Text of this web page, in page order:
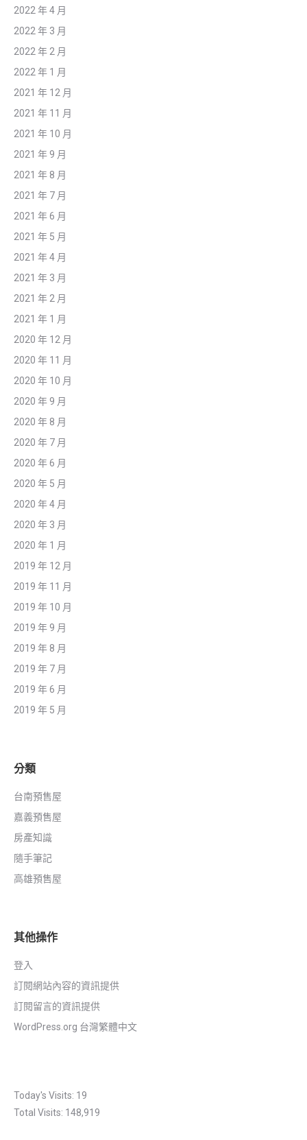
2022 年 4 月
2022 年 3 月
2022 年 2 月
2022 年 1 月
2021 年 12 月
2021 年 11 月
2021 年 10 月
2021 年 9 月
2021 年 8 月
2021 年 7 月
2021 年 6 月
2021 年 5 月
2021 年 4 月
2021 年 3 月
2021 年 2 月
2021 年 1 月
2020 年 12 月
2020 年 11 月
2020 年 10 月
2020 年 9 月
2020 年 8 月
2020 年 7 月
2020 年 6 月
2020 年 5 月
2020 年 4 月
2020 年 3 月
2020 年 1 月
2019 年 12 月
2019 年 11 月
2019 年 10 月
2019 年 9 月
2019 年 8 月
2019 年 7 月
2019 年 6 月
2019 年 5 月
分類
台南預售屋
嘉義預售屋
房產知識
隨手筆記
高雄預售屋
其他操作
登入
訂閱網站內容的資訊提供
訂閱留言的資訊提供
WordPress.org 台灣繁體中文
Today's Visits: 19
Total Visits: 148,919